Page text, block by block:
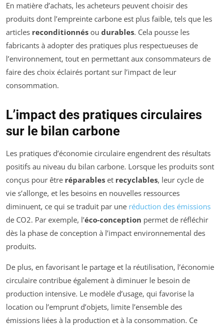
En matière d’achats, les acheteurs peuvent choisir des
produits dont l’empreinte carbone est plus faible, tels que les
articles reconditionnés ou durables. Cela pousse les
fabricants à adopter des pratiques plus respectueuses de
l’environnement, tout en permettant aux consommateurs de
faire des choix éclairés portant sur l’impact de leur
consommation.
L’impact des pratiques circulaires
sur le bilan carbone
Les pratiques d’économie circulaire engendrent des résultats
positifs au niveau du bilan carbone. Lorsque les produits sont
conçus pour être réparables et recyclables, leur cycle de
vie s’allonge, et les besoins en nouvelles ressources
diminuent, ce qui se traduit par une réduction des émissions
de CO2. Par exemple, l’éco-conception permet de réfléchir
dès la phase de conception à l’impact environnemental des
produits.
De plus, en favorisant le partage et la réutilisation, l’économie
circulaire contribue également à diminuer le besoin de
production intensive. Le modèle d’usage, qui favorise la
location ou l’emprunt d’objets, limite l’ensemble des
émissions liées à la production et à la consommation. Ce